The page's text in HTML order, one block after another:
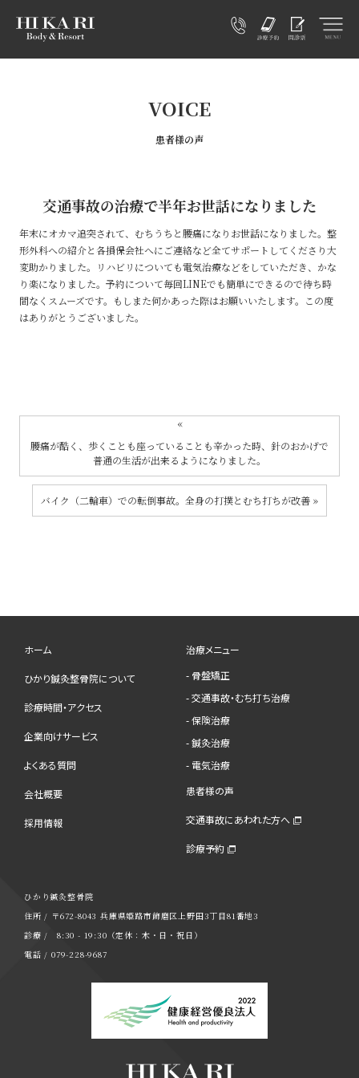
VOICE
患者様の声
交通事故の治療で半年お世話になりました
年末にオカマ追突されて、むちうちと腰痛になりお世話になりました。整
形外科への紹介と各損保会社へにご連絡など全てサポートしてくださり大
変助かりました。リハビリについても電気治療などをしていただき、かな
り楽になりました。予約について毎回LINEでも簡単にできるので待ち時
間なくスムーズです。もしまた何かあった際はお願いいたします。この度
はありがとうございました。
«
腰痛が酷く、歩くことも座っていることも辛かった時、針のおかげで
普通の生活が出来るようになりました。
バイク（二輪車）での転倒事故。全身の打撲とむち打ちが改善 »
ホーム
ひかり鍼灸整骨院について
診療時間・アクセス
企業向けサービス
よくある質問
会社概要
採用情報
治療メニュー
- 骨盤矯正
- 交通事故・むち打ち治療
- 保険治療
- 鍼灸治療
- 電気治療
患者様の声
交通事故にあわれた方へ
診療予約
ひかり鍼灸整骨院
住所 / 〒672-8043 兵庫県姫路市飾磨区上野田3丁目81番地3
診療 / 8:30 - 19:30（定休：木・日・祝日）
電話 / 079-228-9687